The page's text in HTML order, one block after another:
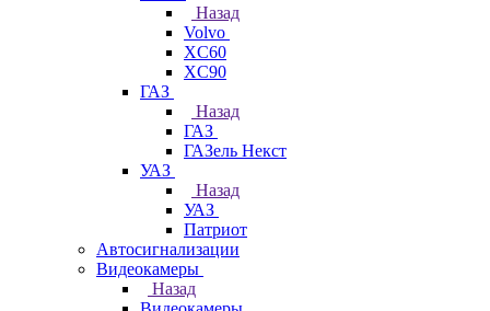
Назад
Volvo
XC60
XC90
ГАЗ
Назад
ГАЗ
ГАЗель Некст
УАЗ
Назад
УАЗ
Патриот
Автосигнализации
Видеокамеры
Назад